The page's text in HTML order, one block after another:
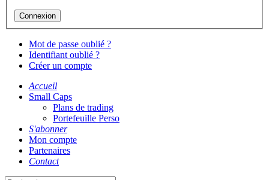
Mot de passe oublié ?
Identifiant oublié ?
Créer un compte
Accueil
Small Caps
Plans de trading
Portefeuille Perso
S'abonner
Mon compte
Partenaires
Contact